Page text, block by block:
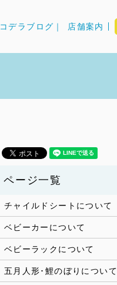
コデラブログ｜ 店舗案内
チャイルドシートについて
ベビーカーについて
ベビーラックについて
五月人形･鯉のぼりについて